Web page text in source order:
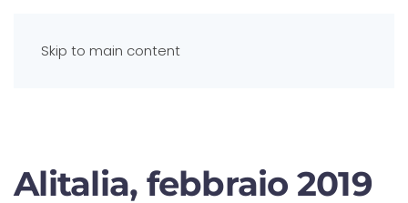
Skip to main content
Alitalia, febbraio 2019